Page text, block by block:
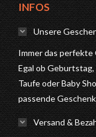
INFOS
Unsere
Immer das perfekte
Egal ob
Taufe oder Baby
passende
Versand &